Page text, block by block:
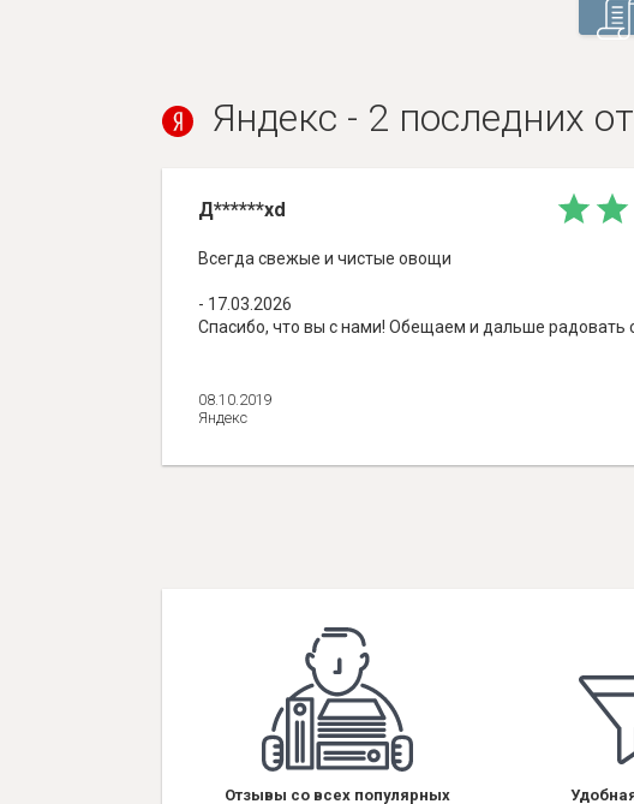
Яндекс - 2 последних
Д******xd
Всегда свежые и чистые овощи
- 17.03.2026
Спасибо, что вы с нами! Обещаем и дальше радовать
08.10.2019
Яндекс
Отзывы со всех популярных